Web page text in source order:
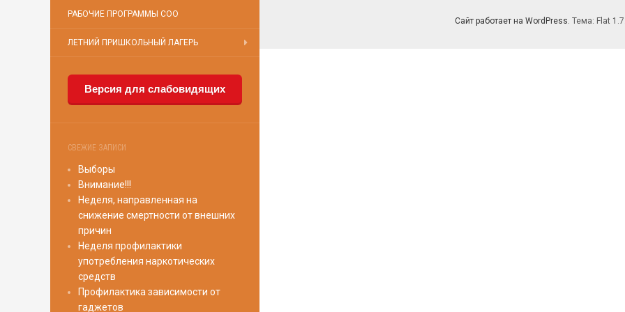
РАБОЧИЕ ПРОГРАММЫ СОО
ЛЕТНИЙ ПРИШКОЛЬНЫЙ ЛАГЕРЬ
Версия для слабовидящих
СВЕЖИЕ ЗАПИСИ
Выборы
Внимание!!!
Неделя, направленная на
снижение смертности от внешних
причин
Неделя профилактики
употребления наркотических
средств
Профилактика зависимости от
гаджетов
Сайт работает на WordPress. Тема: Flat